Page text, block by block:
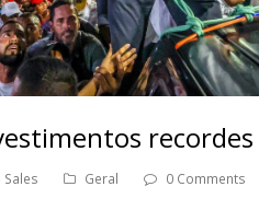
recordes
Sales Geral 0 Comments